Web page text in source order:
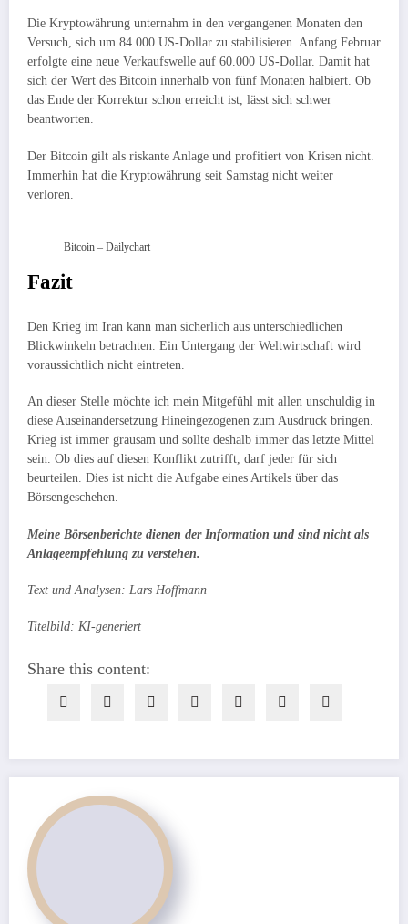
Die Kryptowährung unternahm in den vergangenen Monaten den
Versuch, sich um 84.000 US-Dollar zu stabilisieren. Anfang Februar
erfolgte eine neue Verkaufswelle auf 60.000 US-Dollar. Damit hat
sich der Wert des Bitcoin innerhalb von fünf Monaten halbiert. Ob
das Ende der Korrektur schon erreicht ist, lässt sich schwer
beantworten.
Der Bitcoin gilt als riskante Anlage und profitiert von Krisen nicht.
Immerhin hat die Kryptowährung seit Samstag nicht weiter
verloren.
Bitcoin – Dailychart
Fazit
Den Krieg im Iran kann man sicherlich aus unterschiedlichen
Blickwinkeln betrachten. Ein Untergang der Weltwirtschaft wird
voraussichtlich nicht eintreten.
An dieser Stelle möchte ich mein Mitgefühl mit allen unschuldig in
diese Auseinandersetzung Hineingezogenen zum Ausdruck bringen.
Krieg ist immer grausam und sollte deshalb immer das letzte Mittel
sein. Ob dies auf diesen Konflikt zutrifft, darf jeder für sich
beurteilen. Dies ist nicht die Aufgabe eines Artikels über das
Börsengeschehen.
Meine Börsenberichte dienen der Information und sind nicht als
Anlageempfehlung zu verstehen.
Text und Analysen: Lars Hoffmann
Titelbild: KI-generiert
Share this content: